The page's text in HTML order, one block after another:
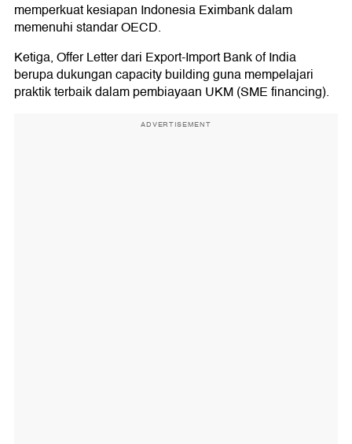
memperkuat kesiapan Indonesia Eximbank dalam
memenuhi standar OECD.
Ketiga, Offer Letter dari Export-Import Bank of India
berupa dukungan capacity building guna mempelajari
praktik terbaik dalam pembiayaan UKM (SME financing).
ADVERTISEMENT